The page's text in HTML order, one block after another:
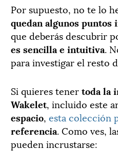
Por supuesto, no te lo
quedan algunos puntos
que deberás descubrir
es sencilla e intuitiva.
para investigar el resto
Si quieres tenertoda la
Wakelet, incluido este
espacio, esta colección
referencia. Como ves,
pueden incrustarse: